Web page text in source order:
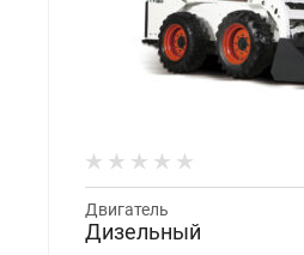
Двигатель
Дизельный